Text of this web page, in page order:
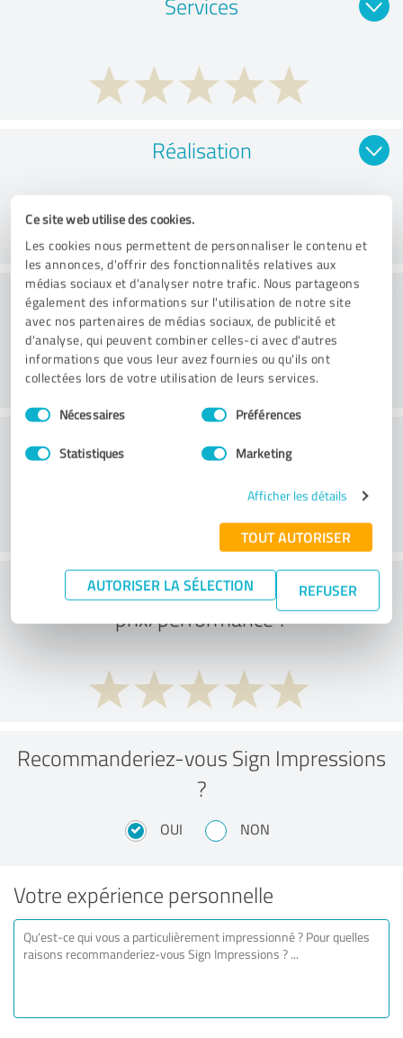
Ce site web utilise des cookies.
Les cookies nous permettent de personnaliser le contenu et
les annonces, d'offrir des fonctionnalités relatives aux
médias sociaux et d'analyser notre trafic. Nous partageons
également des informations sur l'utilisation de notre site
avec nos partenaires de médias sociaux, de publicité et
d'analyse, qui peuvent combiner celles-ci avec d'autres
informations que vous leur avez fournies ou qu'ils ont
collectées lors de votre utilisation de leurs services.
Sélection
du
Nécessaires Préférences
Statistiques Marketing
Afficher les détails
TOUT AUTORISER
AUTORISER LA SÉLECTION REFUSER
Réalisation
Conseil
Service à la clientèle
Que pensez-vous du rapport
prix/performance ?
Recommanderiez-vous Sign Impressions
?
OUI NON
Votre expérience personnelle